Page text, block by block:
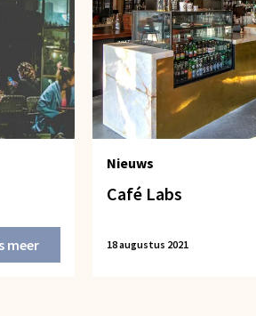
meer
Nieuws
Café Labs
18 augustus 2021